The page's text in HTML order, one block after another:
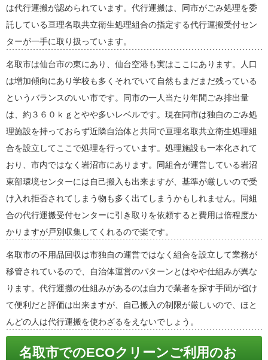
は代行運搬が認められています。代行運搬は、同市がごみ処理を委
託している亘理名取共立衛生処理組合の指定する代行運搬受付セン
ターが一手に取り扱っています。
名取市は仙台市の東にあり、仙台空港も実はここにあります。人口
は増加傾向にあり学校も多くそれでいて自然もまだまだ残っている
というバランスのいい市です。同市の一人当たり年間ごみ排出量
は、約３６０ｋｇとやや多いレベルです。現在同市は独自のごみ処
理施設を持っておらず近隣自治体と共同で亘理名取共立衛生処理組
合を設立してここで処理を行っています。処理施設も一本化されて
おり、市内ではなく岩沼市にあります。同組合が運営している岩沼
東部環境センターには自己搬入も出来ますが、基準が厳しいので受
け入れ拒否されてしまう物も多く出てしまうかもしれません。同組
合の代行運搬受付センターに引き取りを依頼すると費用は倍程度か
かりますが戸別収集してくれるので楽です。
名取市の不用品回収は市独自の運営ではなく組合を設立して業務が
移管されているので、自治体運営のパターンとはやや仕組みが異な
ります。代行運搬の仕組みがあるのは自力で業者を探す手間が省け
て便利だと評価は出来ますが、自己搬入の制限が厳しいので、ほと
んどの人は代行運搬を使わざるをえないでしょう。
名取市でのECOクリーンご利用のお